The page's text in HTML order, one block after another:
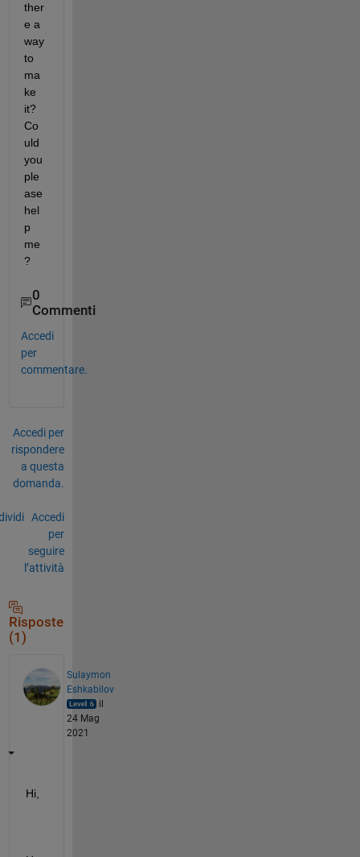
ther
e a
way
to
ma
ke
it?
Co
uld
you
ple
ase
hel
p
me
?
0
Commenti
Accedi
per
commentare.
Accedi per
rispondere
a questa
domanda.
Accedi
per
seguire
l’attività
Risposte
(1)
Sulaymon
Eshkabilov
il
24 Mag
2021
Hi,